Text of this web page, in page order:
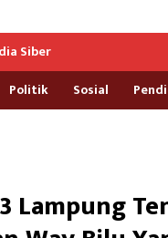
Siber
Politik Sosial
Lampung